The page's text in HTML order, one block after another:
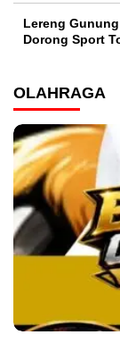
Lereng
Dorong Sport
OLAHRAGA